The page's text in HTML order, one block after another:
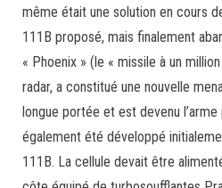
même était une solution en cours
111B proposé, mais finalement
« Phoenix » (le « missile à un
radar, a constitué une nouvelle
longue portée et est devenu l’arme
également été développé
111B. La cellule devait être